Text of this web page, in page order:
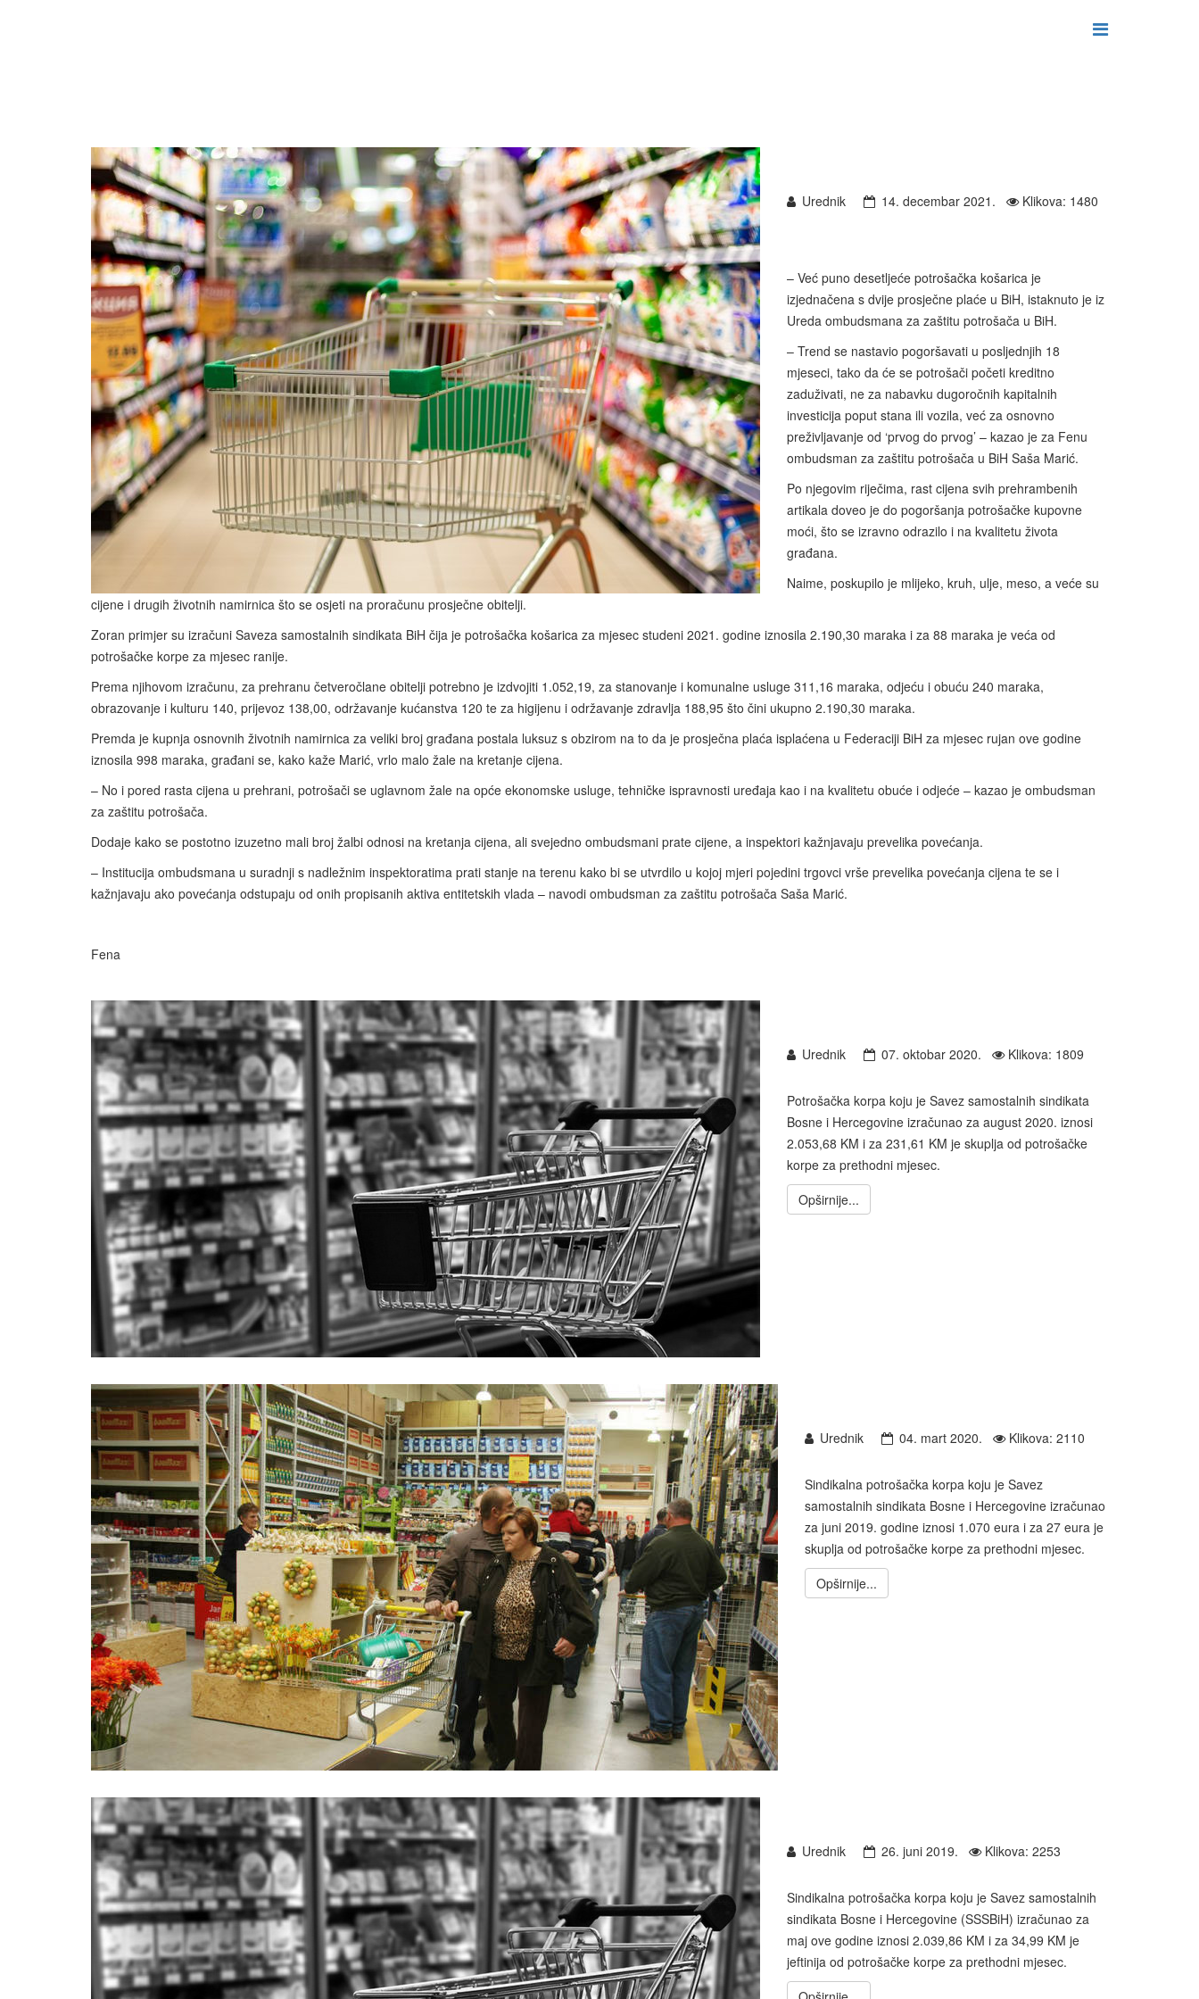
Urednik 14. decembar 2021. Klikova: 1480
– Već puno desetljeće potrošačka košarica je
izjednačena s dvije prosječne plaće u BiH, istaknuto je iz
Ureda ombudsmana za zaštitu potrošača u BiH.
– Trend se nastavio pogoršavati u posljednjih 18
mjeseci, tako da će se potrošači početi kreditno
zaduživati, ne za nabavku dugoročnih kapitalnih
investicija poput stana ili vozila, već za osnovno
preživljavanje od ‘prvog do prvog’ – kazao je za Fenu
ombudsman za zaštitu potrošača u BiH Saša Marić.
Po njegovim riječima, rast cijena svih prehrambenih
artikala doveo je do pogoršanja potrošačke kupovne
moći, što se izravno odrazilo i na kvalitetu života
građana.
Naime, poskupilo je mlijeko, kruh, ulje, meso, a veće su
cijene i drugih životnih namirnica što se osjeti na proračunu prosječne obitelji.
Zoran primjer su izračuni Saveza samostalnih sindikata BiH čija je potrošačka košarica za mjesec studeni 2021. godine iznosila 2.190,30 maraka i za 88 maraka je veća od
potrošačke korpe za mjesec ranije.
Prema njihovom izračunu, za prehranu četveročlane obitelji potrebno je izdvojiti 1.052,19, za stanovanje i komunalne usluge 311,16 maraka, odjeću i obuću 240 maraka,
obrazovanje i kulturu 140, prijevoz 138,00, održavanje kućanstva 120 te za higijenu i održavanje zdravlja 188,95 što čini ukupno 2.190,30 maraka.
Premda je kupnja osnovnih životnih namirnica za veliki broj građana postala luksuz s obzirom na to da je prosječna plaća isplaćena u Federaciji BiH za mjesec rujan ove godine
iznosila 998 maraka, građani se, kako kaže Marić, vrlo malo žale na kretanje cijena.
– No i pored rasta cijena u prehrani, potrošači se uglavnom žale na opće ekonomske usluge, tehničke ispravnosti uređaja kao i na kvalitetu obuće i odjeće – kazao je ombudsman
za zaštitu potrošača.
Dodaje kako se postotno izuzetno mali broj žalbi odnosi na kretanja cijena, ali svejedno ombudsmani prate cijene, a inspektori kažnjavaju prevelika povećanja.
– Institucija ombudsmana u suradnji s nadležnim inspektoratima prati stanje na terenu kako bi se utvrdilo u kojoj mjeri pojedini trgovci vrše prevelika povećanja cijena te se i
kažnjavaju ako povećanja odstupaju od onih propisanih aktiva entitetskih vlada – navodi ombudsman za zaštitu potrošača Saša Marić.
Fena
Urednik 07. oktobar 2020. Klikova: 1809
Potrošačka korpa koju je Savez samostalnih sindikata
Bosne i Hercegovine izračunao za august 2020. iznosi
2.053,68 KM i za 231,61 KM je skuplja od potrošačke
korpe za prethodni mjesec.
Opširnije...
Urednik 04. mart 2020. Klikova: 2110
Sindikalna potrošačka korpa koju je Savez
samostalnih sindikata Bosne i Hercegovine izračunao
za juni 2019. godine iznosi 1.070 eura i za 27 eura je
skuplja od potrošačke korpe za prethodni mjesec.
Opširnije...
Urednik 26. juni 2019. Klikova: 2253
Sindikalna potrošačka korpa koju je Savez samostalnih
sindikata Bosne i Hercegovine (SSSBiH) izračunao za
maj ove godine iznosi 2.039,86 KM i za 34,99 KM je
jeftinija od potrošačke korpe za prethodni mjesec.